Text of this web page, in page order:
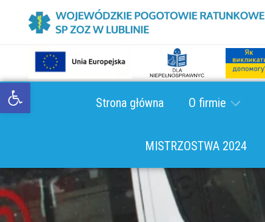
Open toolbar
Strona główna O firmie
MISTRZOSTWA 2024